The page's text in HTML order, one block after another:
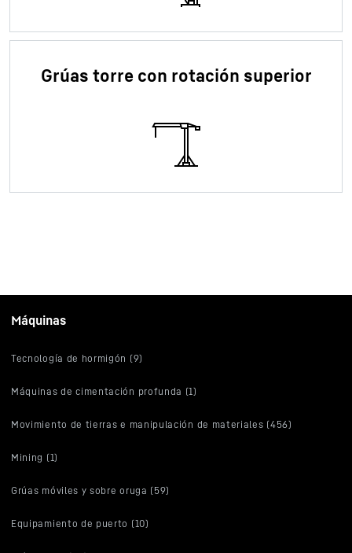
Grúas torre con rotación superior
Máquinas
Tecnología de hormigón (9)
Máquinas de cimentación profunda (1)
Movimiento de tierras e manipulación de materiales (456)
Mining (1)
Grúas móviles y sobre oruga (59)
Equipamiento de puerto (10)